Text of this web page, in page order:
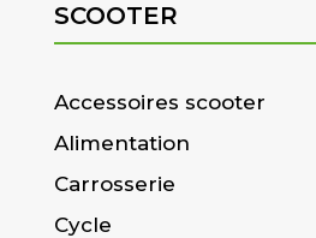
SCOOTER
Accessoires scooter
Alimentation
Carrosserie
Cycle